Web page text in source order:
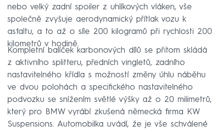
nebo velký zadní spoiler z uhlíkových vláken, vše
společně zvyšuje aerodynamický přítlak vozu k
asfaltu, a to až o síle 200 kilogramů při rychlosti 200
kilometrů v hodině.
Kompletní balíček karbonových dílů se přitom skládá
z aktivního splitteru, předních vingletů, zadního
nastavitelného křídla s možností změny úhlu náběhu
ve dvou polohách a specifického nastavitelného
podvozku se snížením světlé výšky až o 20 milimetrů,
který pro BMW vyrábí zkušená německá firma KW
Suspensions. Automobilka uvádí, že je vše schválené